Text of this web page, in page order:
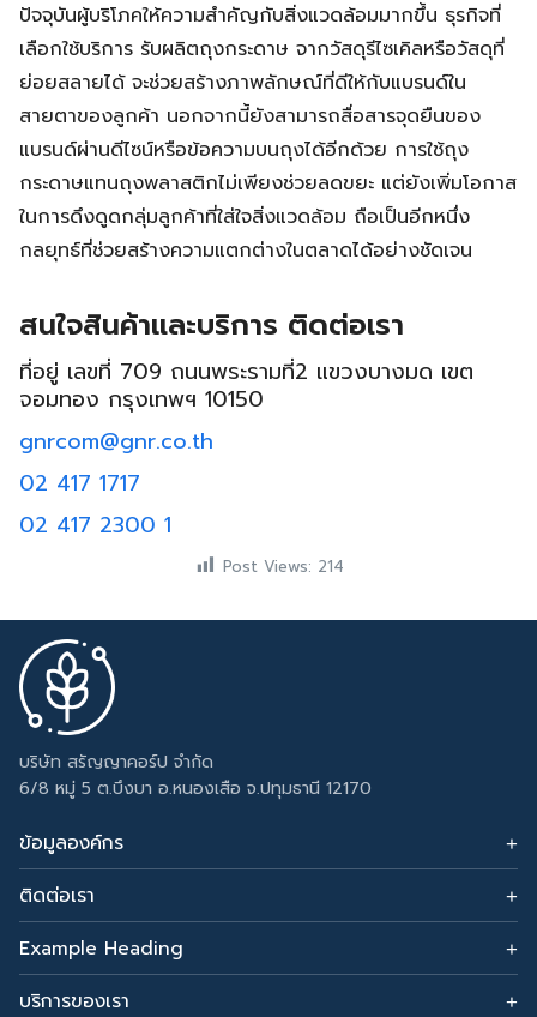
ปัจจุบันผู้บริโภคให้ความสำคัญกับสิ่งแวดล้อมมากขึ้น ธุรกิจที่
เลือกใช้บริการ รับผลิตถุงกระดาษ จากวัสดุรีไซเคิลหรือวัสดุที่
ย่อยสลายได้ จะช่วยสร้างภาพลักษณ์ที่ดีให้กับแบรนด์ใน
สายตาของลูกค้า นอกจากนี้ยังสามารถสื่อสารจุดยืนของ
แบรนด์ผ่านดีไซน์หรือข้อความบนถุงได้อีกด้วย การใช้ถุง
กระดาษแทนถุงพลาสติกไม่เพียงช่วยลดขยะ แต่ยังเพิ่มโอกาส
ในการดึงดูดกลุ่มลูกค้าที่ใส่ใจสิ่งแวดล้อม ถือเป็นอีกหนึ่ง
กลยุทธ์ที่ช่วยสร้างความแตกต่างในตลาดได้อย่างชัดเจน
สนใจสินค้าและบริการ ติดต่อเรา
ที่อยู่ เลขที่ 709 ถนนพระรามที่2 แขวงบางมด เขต
จอมทอง กรุงเทพฯ 10150
gnrcom@gnr.co.th
02 417 1717
02 417 2300 1
Post Views: 214
บริษัท สรัญญาคอร์ป จำกัด
6/8 หมู่ 5 ต.บึงบา อ.หนองเสือ จ.ปทุมธานี 12170
ข้อมูลองค์กร
ติดต่อเรา
อีเมล: sarunyacrop@gmail.com
โทรศัพท์:0915265156
Example Heading
Change this text by adding widget to Appearance →
Widgets and choose Footer Column 3.
บริการของเรา